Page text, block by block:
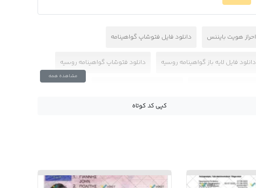
احراز هویت بایننس دانلود فایل فتوشاپ گواهینامه
دانلود فایل لایه باز گواهینامه روسیه دانلود فتوشاپ گواهینامه روسیه
مشاهده همه
کپی کد کوتاه